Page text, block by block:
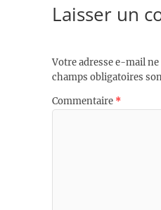
Laisser un
Votre adresse e-mail ne
champs obligatoires
Commentaire *